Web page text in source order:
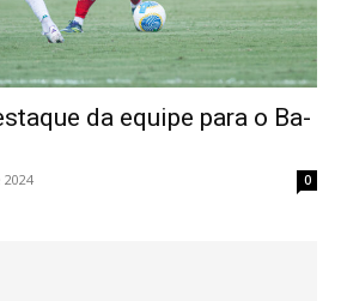
da equipe para o Ba-
0